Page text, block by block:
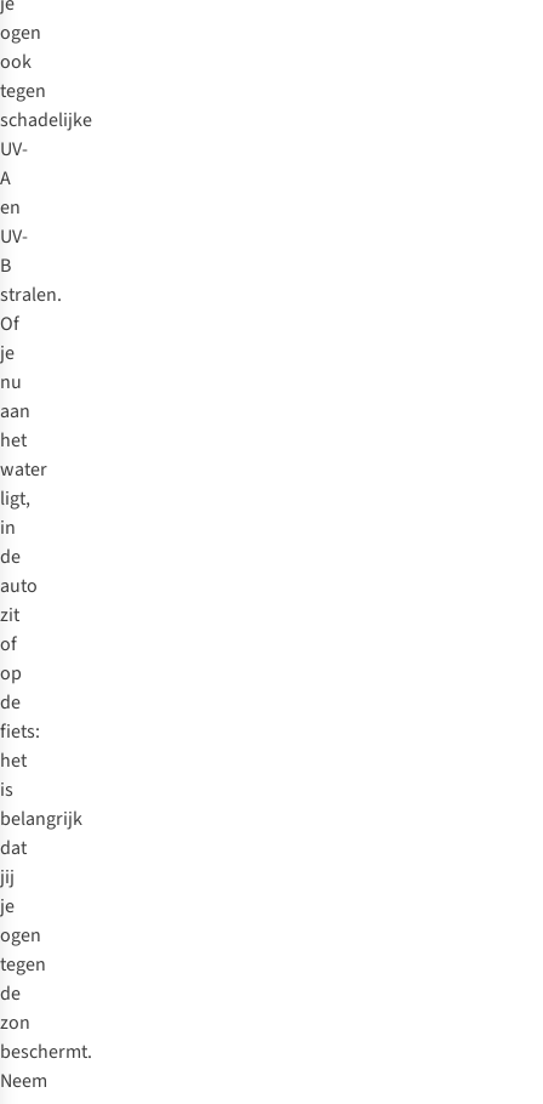
ogen
ook
tegen
schadelijke
UV-
A
en
UV-
B
stralen.
Of
je
nu
aan
het
water
ligt,
in
de
auto
zit
of
op
de
fiets:
het
is
belangrijk
dat
jij
je
ogen
tegen
de
zon
beschermt.
Neem